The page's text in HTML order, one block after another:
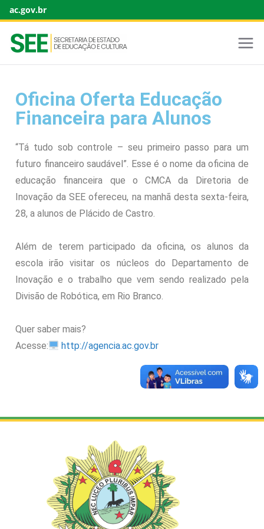
ac.gov.br
Oficina Oferta Educação
Financeira para Alunos
“Tá tudo sob controle – seu primeiro passo para um
futuro financeiro saudável”. Esse é o nome da oficina de
educação financeira que o CMCA da Diretoria de
Inovação da SEE ofereceu, na manhã desta sexta-feira,
28, a alunos de Plácido de Castro.
Além de terem participado da oficina, os alunos da
escola irão visitar os núcleos do Departamento de
Inovação e o trabalho que vem sendo realizado pela
Divisão de Robótica, em Rio Branco.
Quer saber mais?
Acesse:
http://agencia.ac.gov.br